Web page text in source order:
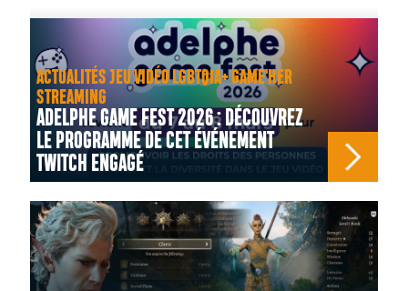
ACTUALITÉS JEU VIDÉO LGBTQIA+ GAME'HER
STREAMING
ADELPHE GAME FEST 2026 : DÉCOUVREZ
LE PROGRAMME DE CET ÉVÉNEMENT
TWITCH ENGAGÉ